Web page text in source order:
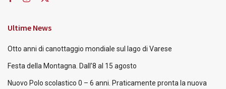
Ultime News
Otto anni di canottaggio mondiale sul lago di Varese
Festa della Montagna. Dall’8 al 15 agosto
Nuovo Polo scolastico 0 – 6 anni. Praticamente pronta la nuova